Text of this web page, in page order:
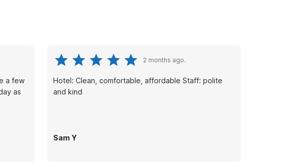
a few
as
2 months ago.
Hotel: Clean, comfortable, affordable Staff: polite
and kind
Sam Y